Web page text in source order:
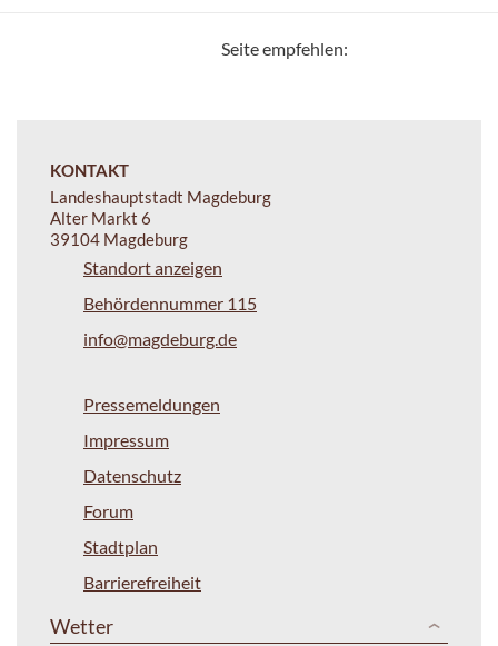
Seite empfehlen:
KONTAKT
Landeshauptstadt Magdeburg
Alter Markt 6
39104 Magdeburg
Standort anzeigen
Behördennummer 115
info@magdeburg.de
Pressemeldungen
Impressum
Datenschutz
Forum
Stadtplan
Barrierefreiheit
Wetter